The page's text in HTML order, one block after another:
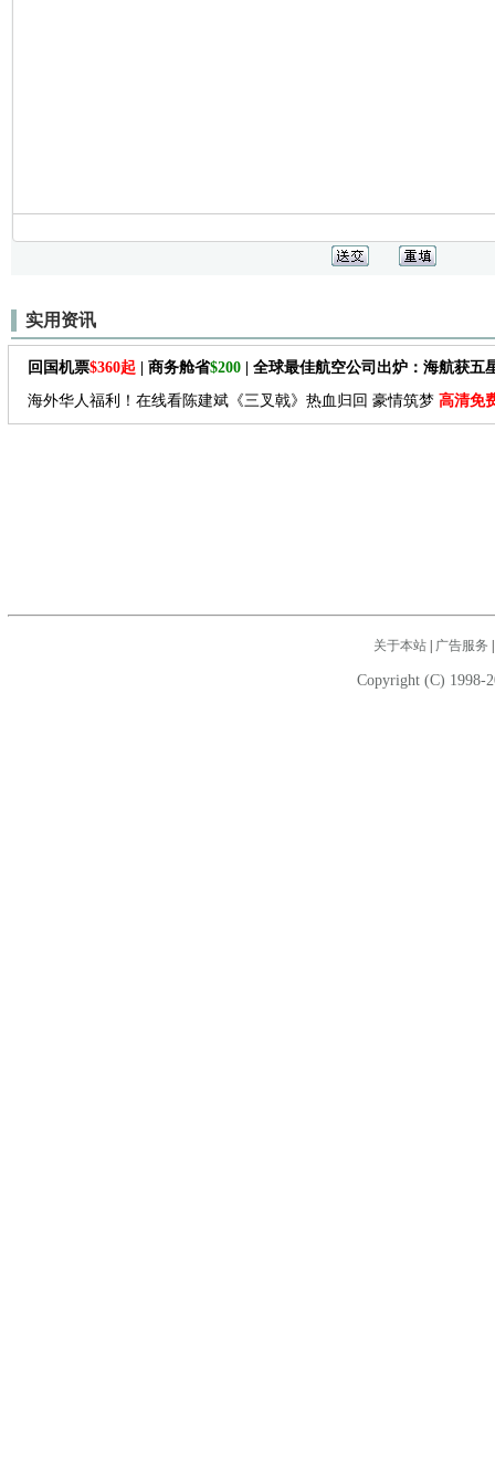
实用资讯
回国机票$360起 | 商务舱省$200 | 全球最佳航空公司出炉：海航获五
海外华人福利！在线看陈建斌《三叉戟》热血归回 豪情筑梦 高清免
关于本站| 广告服务
Copyright (C) 1998-